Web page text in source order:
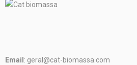
Email : geral@cat-biomassa.com